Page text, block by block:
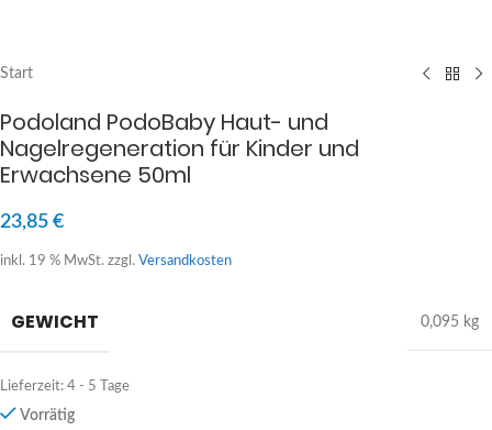
Start
Podoland PodoBaby Haut- und
Nagelregeneration für Kinder und
Erwachsene 50ml
23,85 €
inkl. 19 % MwSt. zzgl. Versandkosten
GEWICHT 0,095 kg
Lieferzeit: 4 - 5 Tage
Vorrätig